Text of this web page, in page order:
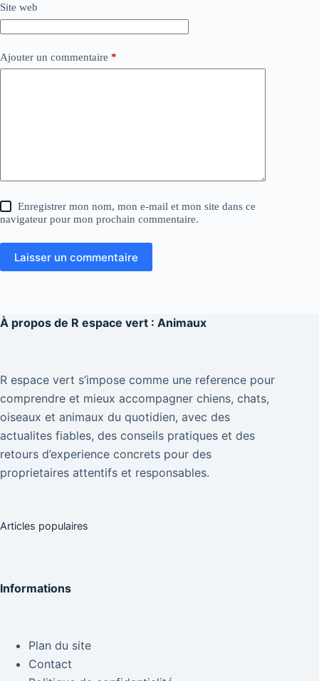
Site web
Ajouter un commentaire *
Enregistrer mon nom, mon e-mail et mon site dans ce
navigateur pour mon prochain commentaire.
Laisser un commentaire
À propos de R espace vert : Animaux
R espace vert s’impose comme une reference pour
comprendre et mieux accompagner chiens, chats,
oiseaux et animaux du quotidien, avec des
actualites fiables, des conseils pratiques et des
retours d’experience concrets pour des
proprietaires attentifs et responsables.
Articles populaires
Informations
Plan du site
Contact